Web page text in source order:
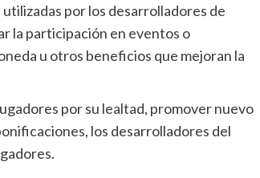
por los desarrolladores de
la participación en eventos o
u otros beneficios que mejoran la
por su lealtad, promover nuevo
los desarrolladores del